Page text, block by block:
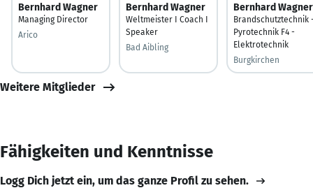
Bernhard Wagner
Managing Director
Arico
Bernhard Wagner
Weltmeister I Coach I
Speaker
Bad Aibling
Bernhard Wagner
Brandschutztechnik
Pyrotechnik F4 -
Elektrotechnik
Burgkirchen
Weitere Mitglieder
Fähigkeiten und Kenntnisse
Logg Dich jetzt ein, um das ganze Profil zu sehen.